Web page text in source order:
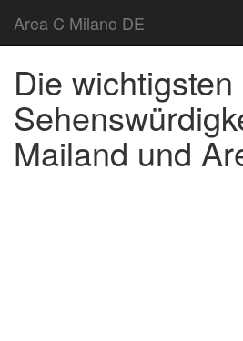
Area C Milano DE
Die wichtigsten
Mailand und